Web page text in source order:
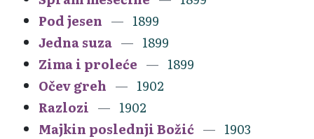
Pod jesen
1899
Jedna suza
1899
Zima i proleće
1899
Očev greh
1902
Razlozi
1902
Majkin poslednji Božić
1903